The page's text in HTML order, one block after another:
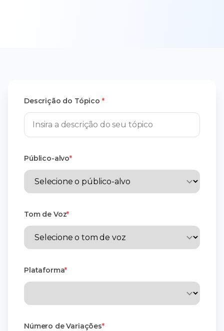
Descrição do Tópico *
Público-alvo*
Tom de Voz*
Plataforma*
Número de Variações*